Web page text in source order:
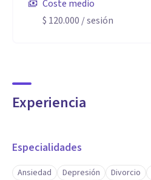
Coste medio
$ 120.000 / sesión
Experiencia
Especialidades
Ansiedad Depresión Divorcio